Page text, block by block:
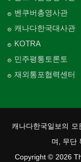
벤쿠버총영사관
캐나다한국대사관
KOTRA
민주평통토론토
재외통포협력센터
캐나다한국일보의
며, 무단
Copyright © 2026